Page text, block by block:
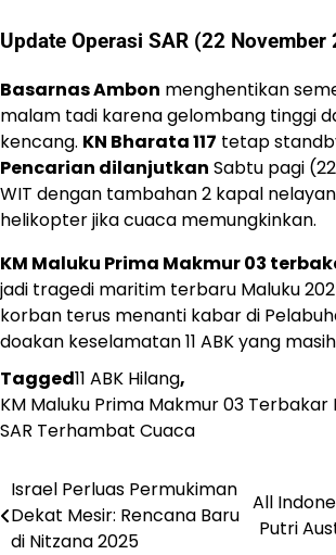
Update Operasi SAR (22 November
Basarnas Ambon menghentikan
malam tadi karena gelombang tinggi
kencang. KN Bharata 117 tetap
Pencarian dilanjutkan Sabtu pagi
WIT dengan tambahan 2 kapal nelayan
helikopter jika cuaca memungkinkan.
KM Maluku Prima Makmur 03
jadi tragedi maritim terbaru Maluku
korban terus menanti kabar di
doakan keselamatan 11 ABK yang
Tagged11 ABK Hilang,
KM Maluku Prima Makmur 03 Terbakar
SAR Terhambat Cuaca
Navigasi
pos
Israel Perluas Permukiman
Dekat Mesir: Rencana Baru
di Nitzana 2025
All
Putri